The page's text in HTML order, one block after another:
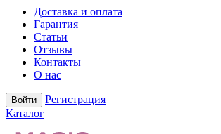
Доставка и оплата
Гарантия
Статьи
Отзывы
Контакты
О нас
Войти
Регистрация
Каталог